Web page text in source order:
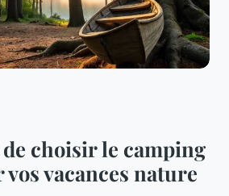
choisir le camping
vacances nature